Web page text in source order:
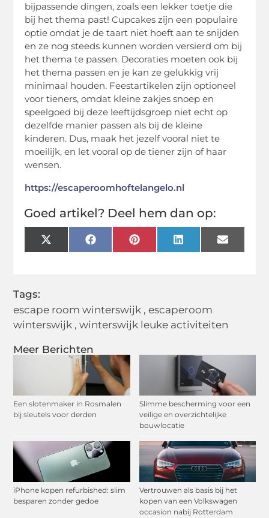
Meer Berichten
Een slotenmaker in Rosmalen
bij sleutels voor derden
Slimme bescherming voor een
veilige en overzichtelijke
bouwlocatie
iPhone kopen refurbished: slim
besparen zonder gedoe
Vertrouwen als basis bij het
kopen van een Volkswagen
occasion nabij Rotterdam
bijpassende dingen, zoals een lekker toetje die
bij het thema past! Cupcakes zijn een populaire
optie omdat je de taart niet hoeft aan te snijden
en ze nog steeds kunnen worden versierd om bij
het thema te passen. Decoraties moeten ook bij
het thema passen en je kan ze gelukkig vrij
minimaal houden. Feestartikelen zijn optioneel
voor tieners, omdat kleine zakjes snoep en
speelgoed bij deze leeftijdsgroep niet echt op
dezelfde manier passen als bij de kleine
kinderen. Dus, maak het jezelf vooral niet te
moeilijk, en let vooral op de tiener zijn of haar
wensen.
https://escaperoomhoftelangelo.nl
Goed artikel? Deel hem dan op:
X
(Twitter)
FacebookPinterestLinkedInEmail
Tags:
escape room winterswijk ,escaperoom
winterswijk ,winterswijk leuke activiteiten